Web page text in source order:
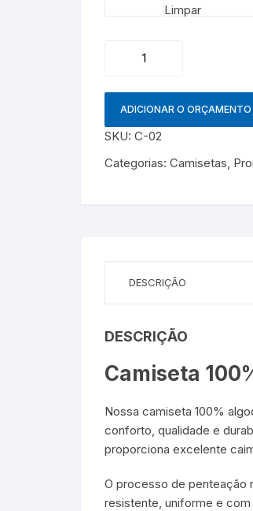
Limpar
quantidade
ADICIONAR O ORÇAMENTO
SKU: C-02
Categorias: Camisetas
DESCRIÇÃO
DESCRIÇÃO
Camiseta
Nossa camiseta 100%
conforto, qualidade e
proporciona excelente
O processo de penteação
resistente, uniforme e com